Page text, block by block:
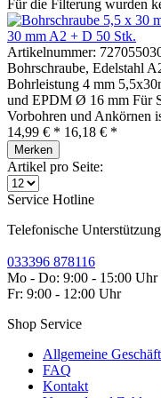
Für die Filterung wurden
30 mm A2 + D 50 Stk.
Artikelnummer:
Bohrschraube, Edelstahl
Bohrleistung 4 mm
und EPDM Ø 16 mm Für
Vorbohren und Ankörnen
14,99 € * 16,18 € *
Merken
Artikel pro Seite:
Service Hotline
Telefonische
033396 878116
Mo - Do: 9:00 - 15:00 Uhr
Fr: 9:00 - 12:00 Uhr
Shop Service
Allgemeine
FAQ
Kontakt